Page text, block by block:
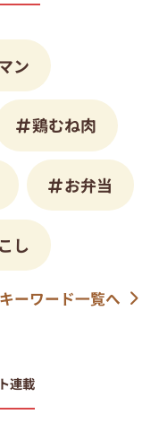
ン
鶏むね肉
お弁当
し
キーワード一覧へ
連載